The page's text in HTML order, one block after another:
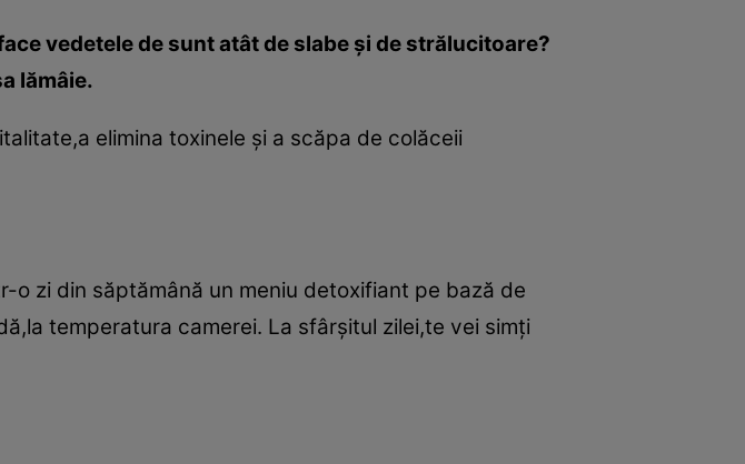
vedetele de sunt atât de slabe şi de strălucitoare?
lămâie.
elimina toxinele şi a scăpa de colăceii
zi din săptămână un meniu detoxifiant pe bază de
temperatura camerei. La sfârşitul zilei,te vei simţi